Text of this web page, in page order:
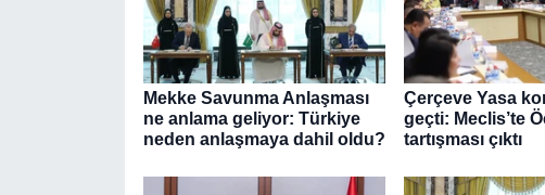
Mekke Savunma Anlaşması
ne anlama geliyor: Türkiye
neden anlaşmaya dahil oldu?
Çerçeve Yasa
geçti: Meclis’te
tartışması çıktı